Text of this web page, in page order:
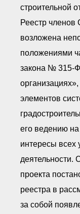
строительной
Реестр членов
возложена
положениями
закона № 315-
элементов
его ведению
интересы всех
деятельности.
проекта
реестра в
за собой